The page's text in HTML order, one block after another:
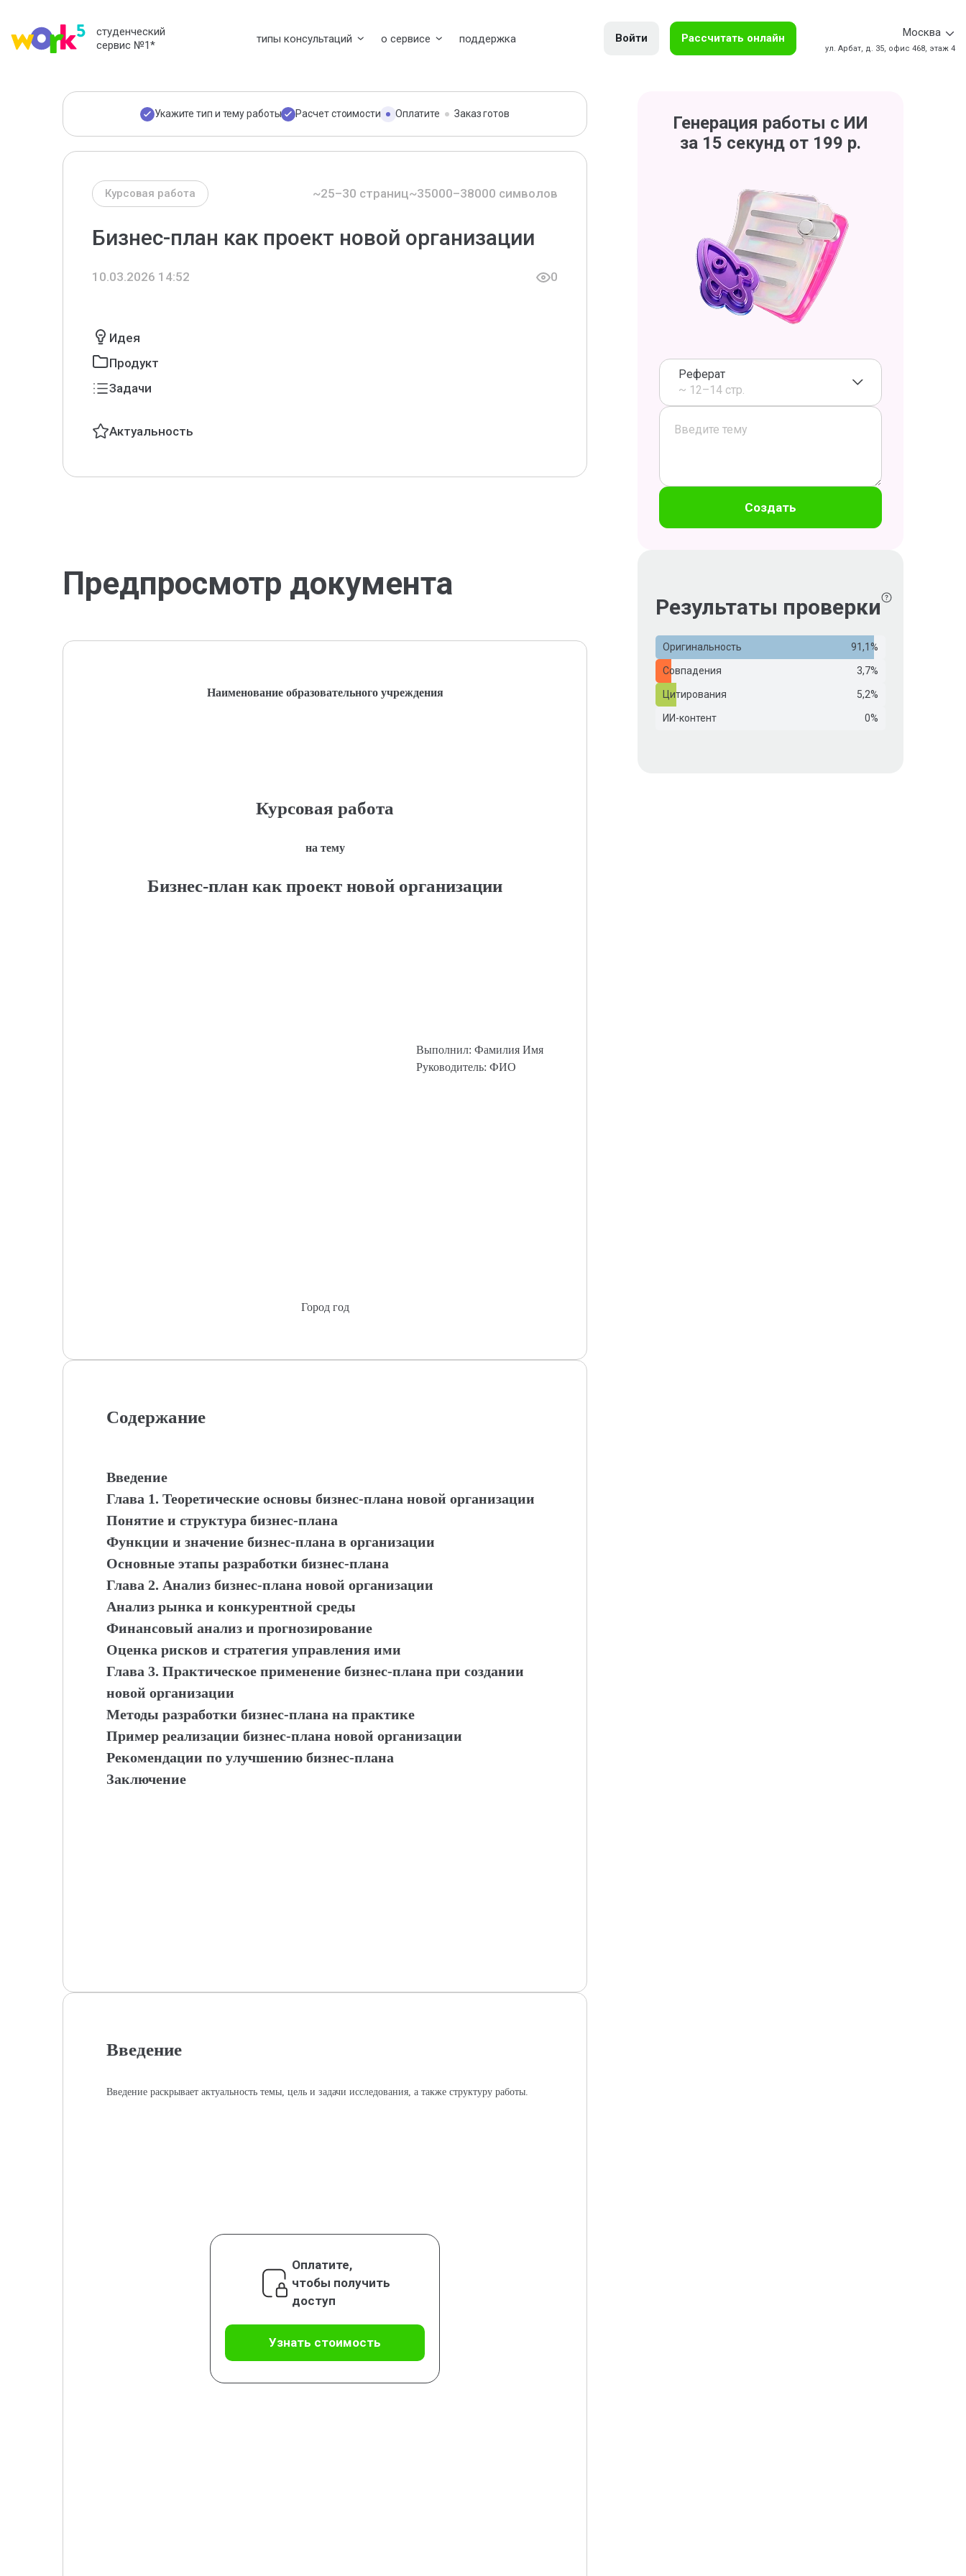
студенческий
сервис №1* типы консультаций о сервисе поддержка Войти Рассчитать онлайн Москва
ул. Арбат, д. 35, офис 468, этаж 4
Укажите тип и тему работы Расчет стоимости Оплатите Заказ готов
Курсовая работа ~25–30 страниц~35000–38000 символов
Бизнес-план как проект новой организации
10.03.2026 14:52 0
Идея
Продукт
Задачи
Актуальность
Предпросмотр документа
Наименование образовательного учреждения
Курсовая работа
на тему
Бизнес-план как проект новой организации
Выполнил: Фамилия Имя
Руководитель: ФИО
Город год
Содержание
Введение
Глава 1. Теоретические основы бизнес-плана новой организации
Понятие и структура бизнес-плана
Функции и значение бизнес-плана в организации
Основные этапы разработки бизнес-плана
Глава 2. Анализ бизнес-плана новой организации
Анализ рынка и конкурентной среды
Финансовый анализ и прогнозирование
Оценка рисков и стратегия управления ими
Глава 3. Практическое применение бизнес-плана при создании
новой организации
Методы разработки бизнес-плана на практике
Пример реализации бизнес-плана новой организации
Рекомендации по улучшению бизнес-плана
Заключение
Введение
Введение раскрывает актуальность темы, цель и задачи исследования, а также структуру работы.
Оплатите,
чтобы получить
доступ
Узнать стоимость
Генерация работы с ИИ
за 15 секунд от 199 р.
Реферат
~ 12–14 стр.
Создать
Результаты проверки
Оригинальность 91,1%
Совпадения 3,7%
Цитирования 5,2%
ИИ-контент 0%